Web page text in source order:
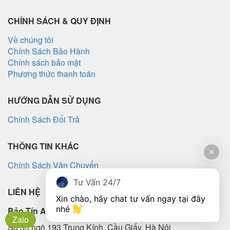
CHÍNH SÁCH & QUY ĐỊNH
Về chúng tôi
Chính Sách Bảo Hành
Chính sách bảo mật
Phương thức thanh toán
HƯỚNG DẪN SỬ DỤNG
Chính Sách Đổi Trả
THÔNG TIN KHÁC
Chính Sách Vận Chuyển
LIÊN HỆ
Bảo Tín Audio
Số 33 ngõ 193 Trung Kính, Cầu Giấy, Hà Nội
Zalo
Tư Vấn 24/7
Xin chào, hãy chat tư vấn ngay tại đây
nhé